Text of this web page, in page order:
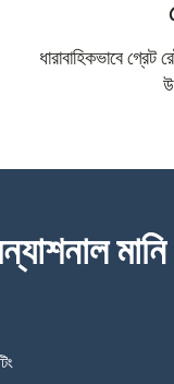
ধারাবাহিকভাবে গ্রেট
মানি